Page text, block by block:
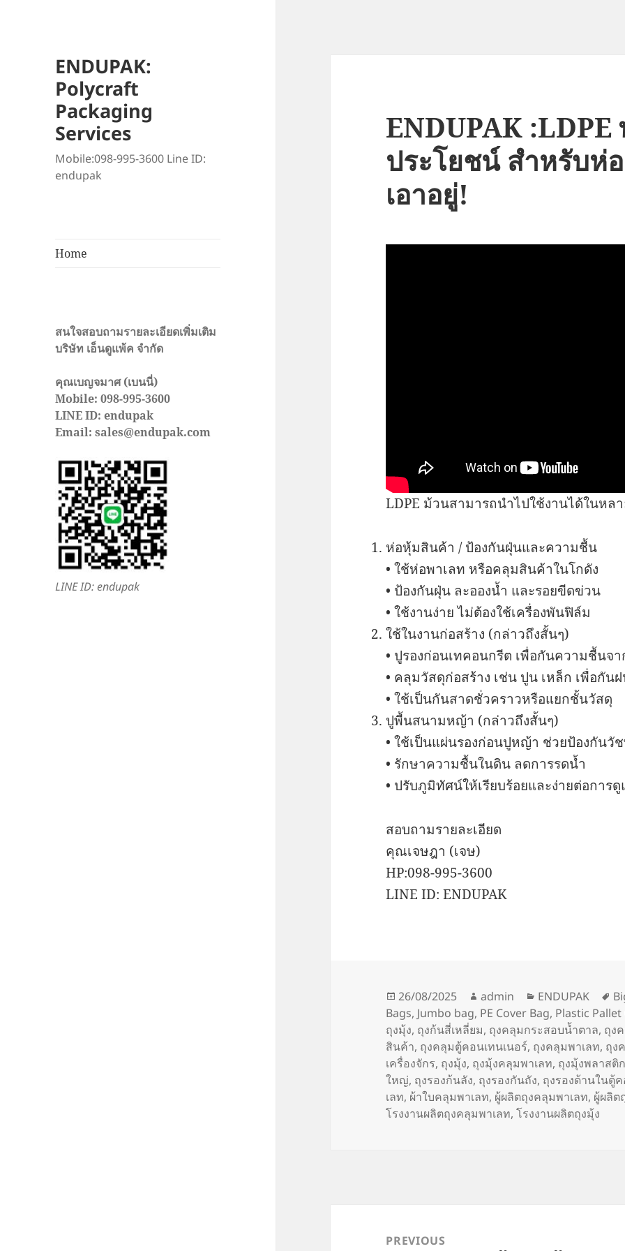
ENDUPAK:
Polycraft
Packaging
Services
Mobile:098-995-3600 Line ID:
endupak
Home
สนใจสอบถามรายละเอียดเพิ่มเติม
บริษัท เอ็นดูแพ้ค จำกัด
คุณเบญจมาศ (เบนนี่)
Mobile: 098-995-3600
LINE ID: endupak
Email: sales@endupak.com
LINE ID: endupak
ENDUPAK
ประโยชน์ สำหรับห่
เอาอยู่!
LDPE ม้วนสามารถนำไปใช้งานได้ในหล
ห่อหุ้มสินค้า / ป้องกันฝุ่นและความชื้น
• ใช้ห่อพาเลท หรือคลุมสินค้าในโกดัง
• ป้องกันฝุ่น ละอองน้ำ และรอยขีดข่วน
• ใช้งานง่าย ไม่ต้องใช้เครื่องพันฟิล์ม
ใช้ในงานก่อสร้าง (กล่าวถึงสั้นๆ)
• ปูรองก่อนเทคอนกรีต เพื่อกันความชื้นจ
• คลุมวัสดุก่อสร้าง เช่น ปูน เหล็ก เพื่อกัน
• ใช้เป็นกันสาดชั่วคราวหรือแยกชั้นวัสดุ
ปูพื้นสนามหญ้า (กล่าวถึงสั้นๆ)
• ใช้เป็นแผ่นรองก่อนปูหญ้า ช่วยป้องกันวั
• รักษาความชื้นในดิน ลดการรดน้ำ
• ปรับภูมิทัศน์ให้เรียบร้อยและง่ายต่อการดู
สอบถามรายละเอียด
คุณเจษฎา (เจษ)
HP:098-995-3600
LINE ID: ENDUPAK
Posted
on
26/08/2025 Author
admin Categories
ENDUPAK
Bags, Jumbo bag, PE Cover Bag, Plastic
ถุงมุ้ง, ถุงก้นสี่เหลี่ยม, ถุงคลุมกระสอบน้ำตาล, ถุง
สินค้า, ถุงคลุมตู้คอนเทนเนอร์, ถุงคลุมพาเลท, ถุง
เครื่องจักร, ถุงมุ้ง, ถุงมุ้งคลุมพาเลท, ถุงมุ้งพลาสติก
ใหญ่, ถุงรองก้นลัง, ถุงรองกันถัง, ถุงรองด้านในตู้
เลท, ผ้าใบคลุมพาเลท, ผู้ผลิตถุงคลุมพาเลท, ผู้ผลิต
โรงงานผลิตถุงคลุมพาเลท,โรงงานผลิตถุงมุ้ง
navigationPREVIOUS